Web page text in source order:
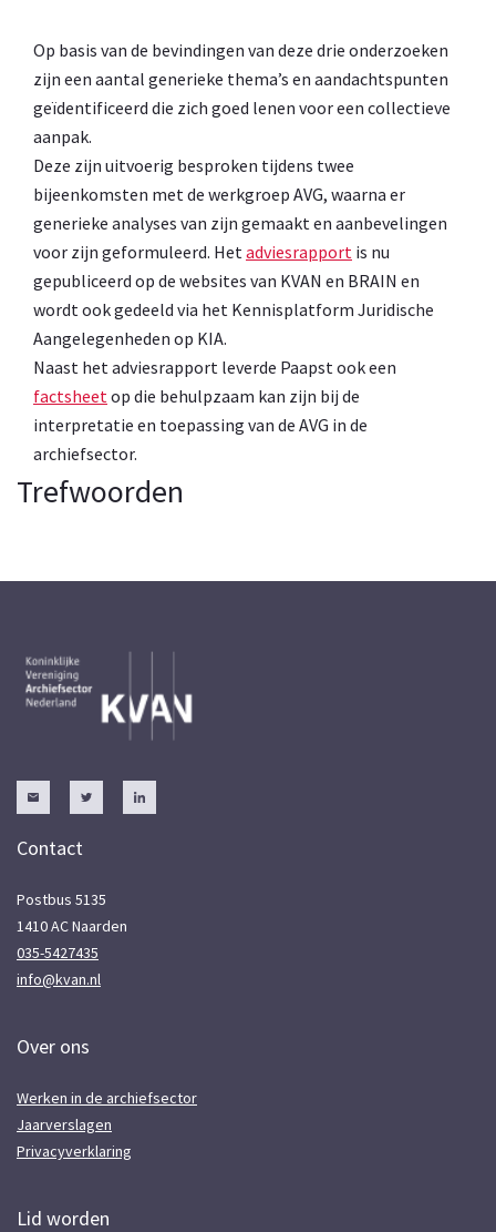
Trefwoorden
Op basis van de bevindingen van deze drie onderzoeken
zijn een aantal generieke thema’s en aandachtspunten
geïdentificeerd die zich goed lenen voor een collectieve
aanpak.
Deze zijn uitvoerig besproken tijdens twee
bijeenkomsten met de werkgroep AVG, waarna er
generieke analyses van zijn gemaakt en aanbevelingen
voor zijn geformuleerd. Hetadviesrapport is nu
gepubliceerd op de websites van KVAN en BRAIN en
wordt ook gedeeld via het Kennisplatform Juridische
Aangelegenheden op KIA.
Naast het adviesrapport leverde Paapst ook een
factsheetop die behulpzaam kan zijn bij de
interpretatie en toepassing van de AVG in de
archiefsector.
Contact
Postbus 5135
1410 AC Naarden
035-5427435
info@kvan.nl
Over ons
Werken in de archiefsector
Jaarverslagen
Privacyverklaring
Lid worden